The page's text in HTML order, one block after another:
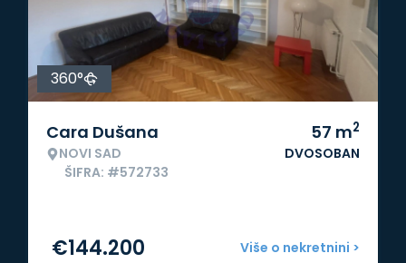
360°
Cara Dušana
NOVI SAD
ŠIFRA: #572733
57 m2
DVOSOBAN
Više o nekretnini >
€144.200